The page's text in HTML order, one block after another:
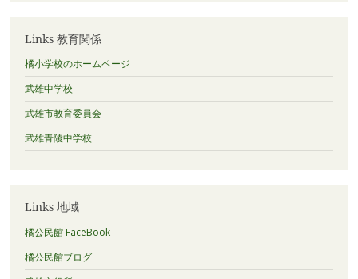
Links 教育関係
橘小学校のホームページ
武雄中学校
武雄市教育委員会
武雄青陵中学校
Links 地域
橘公民館 FaceBook
橘公民館ブログ